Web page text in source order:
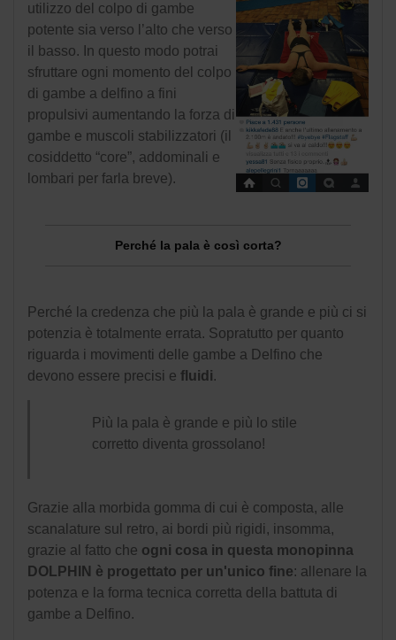
utilizzo del colpo di gambe
potente sia verso l’alto che verso
il basso. In questo modo potrai
sfruttare ogni momento del colpo
di gambe a delfino a fini
propulsivi aumentando la forza di
gambe e muscoli stabilizzatori (il
cosiddetto “core”, addominali e
lombari per farla breve).
Perché la pala è così corta?
Perché la credenza che più la pala è grande e più ci si
potenzia è totalmente errata. Sopratutto per quanto
riguarda i movimenti delle gambe a Delfino che
devono essere precisi e fluidi.
Più la pala è grande e più lo stile
corretto diventa grossolano!
Grazie alla morbida gomma di cui è composta, alle
scanalature sul retro, ai bordi più rigidi, insomma,
grazie al fatto che ogni cosa in questa monopinna
DOLPHIN è progettato per un'unico fine: allenare la
potenza e la forma tecnica corretta della battuta di
gambe a Delfino.